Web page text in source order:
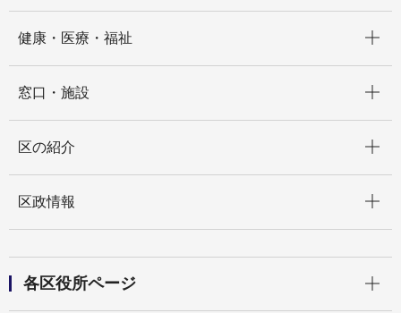
健康・医療・福祉
窓口・施設
区の紹介
区政情報
各区役所ページ